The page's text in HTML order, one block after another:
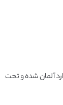
آلمان شده و تحت